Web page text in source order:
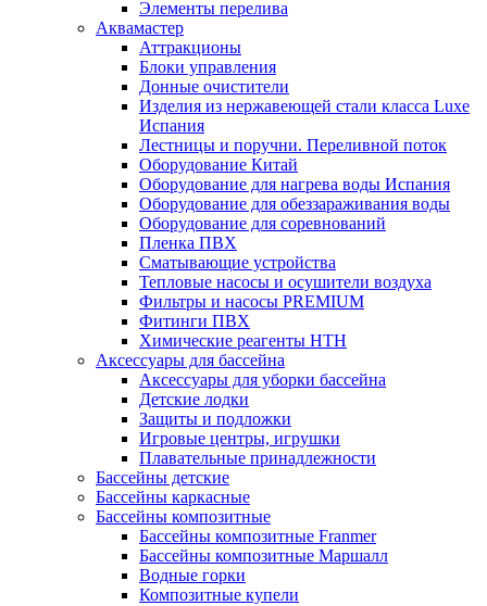
Элементы перелива
Аквамастер
Аттракционы
Блоки управления
Донные очистители
Изделия из нержавеющей стали класса Luxe
Испания
Лестницы и поручни. Переливной поток
Оборудование Китай
Оборудование для нагрева воды Испания
Оборудование для обеззараживания воды
Оборудование для соревнований
Пленка ПВХ
Сматывающие устройства
Тепловые насосы и осушители воздуха
Фильтры и насосы PREMIUM
Фитинги ПВХ
Химические реагенты HTH
Аксессуары для бассейна
Аксессуары для уборки бассейна
Детские лодки
Защиты и подложки
Игровые центры, игрушки
Плавательные принадлежности
Бассейны детские
Бассейны каркасные
Бассейны композитные
Бассейны композитные Franmer
Бассейны композитные Маршалл
Водные горки
Композитные купели